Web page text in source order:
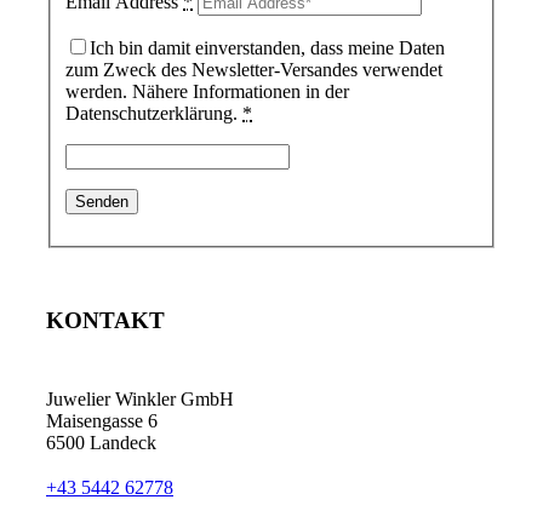
Ich bin damit einverstanden, dass meine Daten
zum Zweck des Newsletter-Versandes verwendet
werden. Nähere Informationen in der
Datenschutzerklärung. *
KONTAKT
Juwelier Winkler GmbH
Maisengasse 6
6500 Landeck
+43 5442 62778